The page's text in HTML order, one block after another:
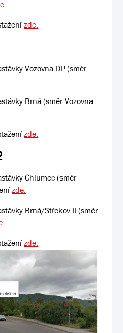
zde.
Vozovna DP (směr
Brná (směr Vozovna
zde.
Chlumec (směr
zde.
Brná/Střekov II (směr
zde.